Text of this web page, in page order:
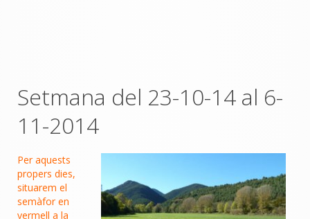
Setmana del 23-10-14 al 6-
11-2014
Per aquests
propers dies,
situarem el
semàfor en
vermell a la